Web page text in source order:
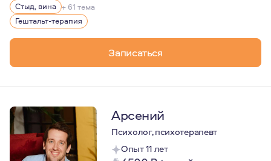
Стыд, вина + 61 тема
Гештальт-терапия
Записаться
Арсений
Психолог, психотерапевт
Опыт 11 лет